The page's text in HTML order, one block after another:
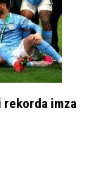
rekorda imza